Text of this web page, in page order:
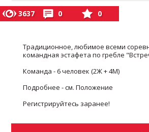
3637 0 0
Традиционное, любимое всеми
командная эстафета по гребле
Команда - 6 человек (2Ж + 4М)
Подробнее - см. Положение
Регистрируйтесь заранее!